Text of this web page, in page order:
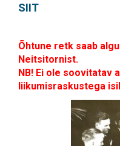
SIIT
Õhtune retk saab
Neitsitornist.
NB! Ei ole soovitatav
liikumisraskustega